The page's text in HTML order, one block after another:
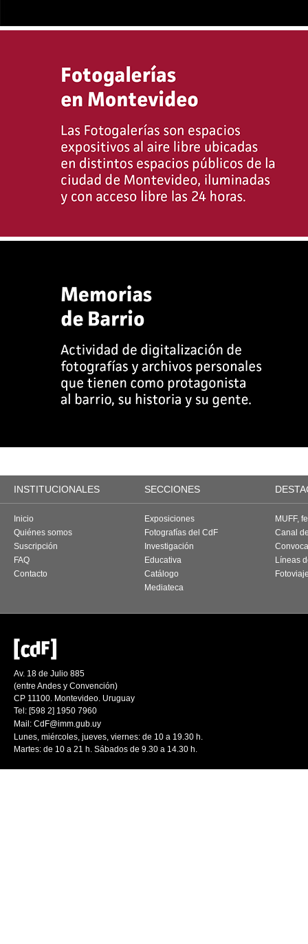
INSTITUCIONALES SECCIONES
Inicio
Quiénes somos
Suscripción
FAQ
Contacto
Exposiciones
Fotografías del CdF
Investigación
Educativa
Catálogo
Mediateca
MUFF,
Canal
Líneas
Av. 18 de Julio 885
(entre Andes y Convención)
CP 11100. Montevideo. Uruguay
Tel: [598 2] 1950 7960
Mail: CdF@imm.gub.uy
Lunes, miércoles, jueves, viernes: de 10 a 19.30 h.
Martes: de 10 a 21 h. Sábados de 9.30 a 14.30 h.